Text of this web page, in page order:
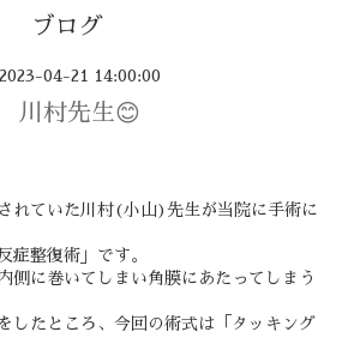
ブログ
2023-04-21 14:00:00
川村先生😊
れていた川村(小山)先生が当院に手術に
症整復術」です。
側に巻いてしまい角膜にあたってしまう
したところ、今回の術式は「タッキング